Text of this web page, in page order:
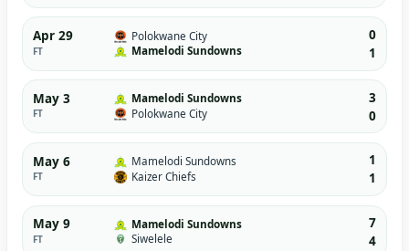
Apr 29
FT
Polokwane City
Mamelodi Sundowns
0
1
May 3
FT
Mamelodi Sundowns
Polokwane City
3
0
May 6
FT
Mamelodi Sundowns
Kaizer Chiefs
1
1
May 9
FT
Mamelodi Sundowns
Siwelele
7
4